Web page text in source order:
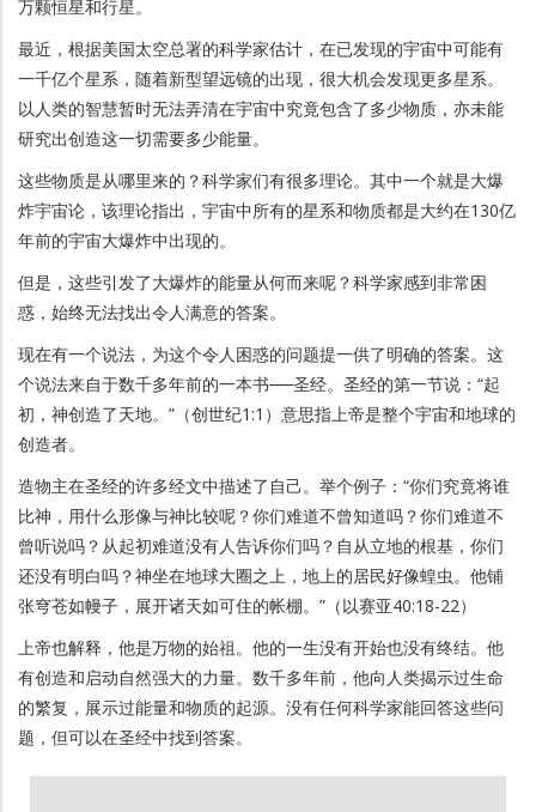
万颗恒星和行星。
最近，根据美国太空总署的科学家估计，在已发现的宇宙中可能有
一千亿个星系，随着新型望远镜的出现，很大机会发现更多星系。
以人类的智慧暂时无法弄清在宇宙中究竟包含了多少物质，亦未能
研究出创造这一切需要多少能量。
这些物质是从哪里来的？科学家们有很多理论。其中一个就是大爆
炸宇宙论，该理论指出，宇宙中所有的星系和物质都是大约在130亿
年前的宇宙大爆炸中出现的。
但是，这些引发了大爆炸的能量从何而来呢？科学家感到非常困
惑，始终无法找出令人满意的答案。
现在有一个说法，为这个令人困惑的问题提一供了明确的答案。这
个说法来自于数千多年前的一本书──圣经。圣经的第一节说：“起
初，神创造了天地。”（创世纪1:1）意思指上帝是整个宇宙和地球的
创造者。
造物主在圣经的许多经文中描述了自己。举个例子：“你们究竟将谁
比神，用什么形像与神比较呢？你们难道不曾知道吗？你们难道不
曾听说吗？从起初难道没有人告诉你们吗？自从立地的根基，你们
还没有明白吗？神坐在地球大圈之上，地上的居民好像蝗虫。他铺
张穹苍如幔子，展开诸天如可住的帐棚。”（以赛亚40:18-22）
上帝也解释，他是万物的始祖。他的一生没有开始也没有终结。他
有创造和启动自然强大的力量。数千多年前，他向人类揭示过生命
的繁复，展示过能量和物质的起源。没有任何科学家能回答这些问
题，但可以在圣经中找到答案。